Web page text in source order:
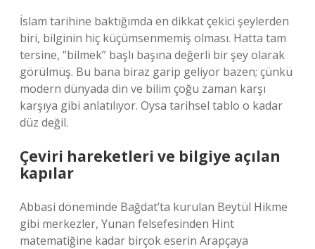
İslam tarihine baktığımda en dikkat çekici şeylerden
biri, bilginin hiç küçümsenmemiş olması. Hatta tam
tersine, “bilmek” başlı başına değerli bir şey olarak
görülmüş. Bu bana biraz garip geliyor bazen; çünkü
modern dünyada din ve bilim çoğu zaman karşı
karşıya gibi anlatılıyor. Oysa tarihsel tablo o kadar
düz değil.
Çeviri hareketleri ve bilgiye açılan
kapılar
Abbasi döneminde Bağdat’ta kurulan Beytül Hikme
gibi merkezler, Yunan felsefesinden Hint
matematiğine kadar birçok eserin Arapçaya